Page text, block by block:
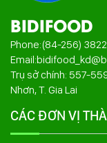
BIDIFOOD
Phone:(84-256)
Email:
Trụ sở chính: 557-
Nhơn, T. Gia Lai
CÁC ĐƠN VỊ